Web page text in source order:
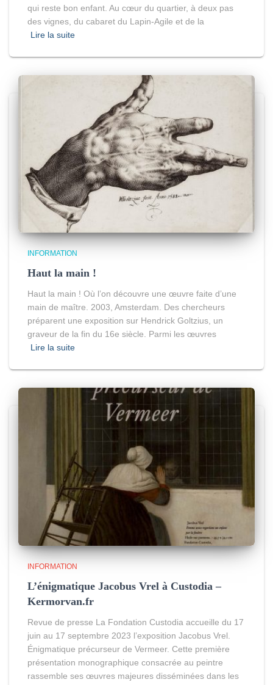
qui reste bon enfant. Au cœur du quartier, à deux pas
des vignes, du cabaret du Lapin-Agile et de la
Lire la suite
INFORMATION
Haut la main !
Haut la main ! Où l’on découvre une œuvre faite d’une
main de maître. 2003, Amsterdam. Des chercheurs
préparent une exposition sur Hendrick Goltzius, un
graveur de la fin du 16e siècle. Parmi les œuvres
Lire la suite
INFORMATION
L’énigmatique Jacobus Vrel à Custodia –
Kermorvan.fr
Revue de presse La Fondation Custodia accueille du 17
juin au 17 septembre 2023 l’exposition Jacobus Vrel.
Énigmatique précurseur de Vermeer. Cette première
présentation monographique consacrée au peintre
rassemble ses œuvres majeures disséminées dans les